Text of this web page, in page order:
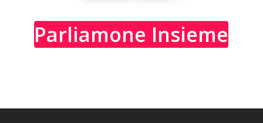
Parliamone Insieme